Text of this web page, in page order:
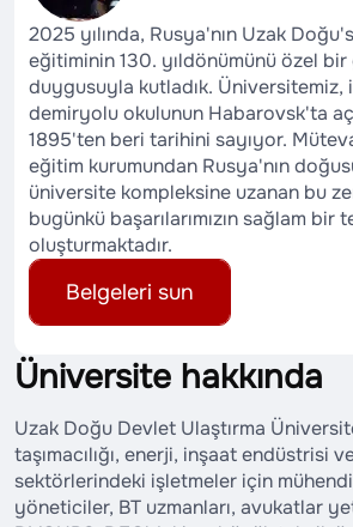
2025 yılında, Rusya'nın Uzak
eğitiminin 130. yıldönümünü özel
duygusuyla kutladık. Üniversitemiz,
demiryolu okulunun Habarovsk'ta
1895'ten beri tarihini sayıyor.
eğitim kurumundan Rusya'nın
üniversite kompleksine uzanan bu
bugünkü başarılarımızın sağlam bir
oluşturmaktadır.
Belgeleri sun
Üniversite hakkında
Uzak Doğu Devlet Ulaştırma
taşımacılığı, enerji, inşaat endüstrisi
sektörlerindeki işletmeler için
yöneticiler, BT uzmanları, avukatlar